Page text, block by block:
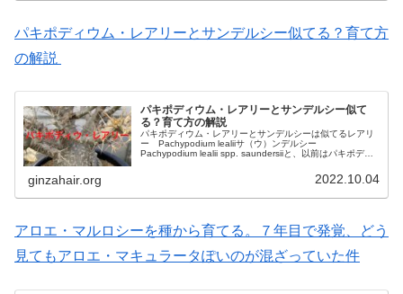
パキポディウム・レアリーとサンデルシー似てる？育て方
の解説
パキポディウム・レアリーとサンデルシー似て
る？育て方の解説
パキポディウム・レアリーとサンデルシーは似てるレアリ
ー Pachypodium lealiiサ（ウ）ンデルシー
Pachypodium lealii spp. saundersiiと、以前はパキポディ
ginzahair.org 2022.10.04
アロエ・マルロシーを種から育てる。７年目で発覚、どう
見てもアロエ・マキュラータぽいのが混ざっていた件